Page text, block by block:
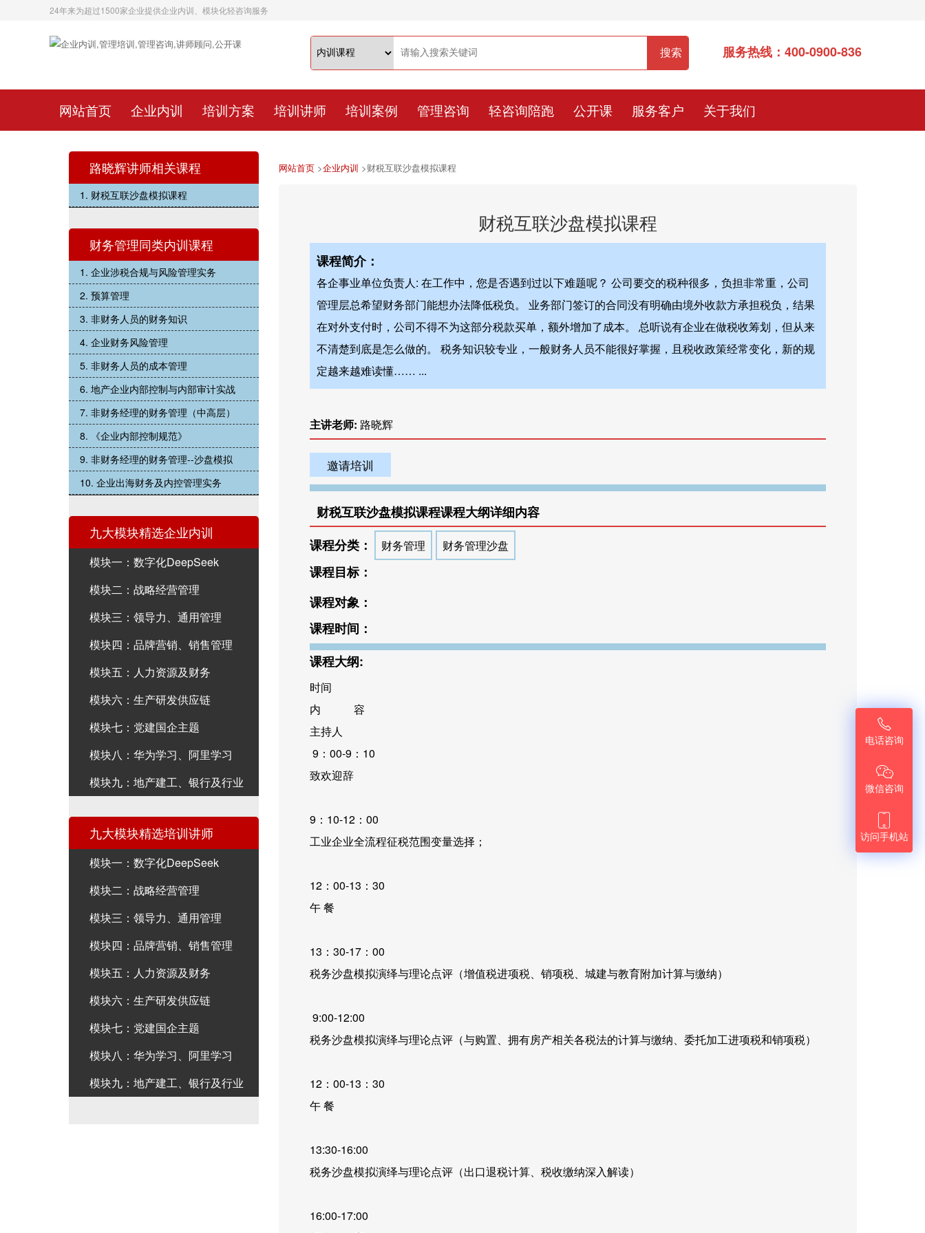
24年来为超过1500家企业提供企业内训、模块化轻咨询服务
服务热线：400-0900-836
网站首页 企业内训 培训方案 培训讲师 培训案例 管理咨询 轻咨询陪跑 公开课 服务客户 关于我们
网站首页>企业内训 >财税互联沙盘模拟课程
财税互联沙盘模拟课程
课程简介：
各企事业单位负责人: 在工作中，您是否遇到过以下难题呢？ 公司要交的税种很多，负担非常重，公司
管理层总希望财务部门能想办法降低税负。 业务部门签订的合同没有明确由境外收款方承担税负，结果
在对外支付时，公司不得不为这部分税款买单，额外增加了成本。 总听说有企业在做税收筹划，但从来
不清楚到底是怎么做的。 税务知识较专业，一般财务人员不能很好掌握，且税收政策经常变化，新的规
定越来越难读懂…… ...
主讲老师: 路晓辉
邀请培训
财税互联沙盘模拟课程课程大纲详细内容
课程分类：
财务管理 财务管理沙盘
课程目标：
课程对象：
课程时间：
课程大纲:
时间
内 容
主持人
9：00-9：10
致欢迎辞
9：10-12：00
工业企业全流程征税范围变量选择；
12：00-13：30
午 餐
13：30-17：00
税务沙盘模拟演绎与理论点评（增值税进项税、销项税、城建与教育附加计算与缴纳）
9:00-12:00
税务沙盘模拟演绎与理论点评（与购置、拥有房产相关各税法的计算与缴纳、委托加工进项税和销项税）
12：00-13：30
午 餐
13:30-16:00
税务沙盘模拟演绎与理论点评（出口退税计算、税收缴纳深入解读）
16:00-17:00
路晓辉讲师相关课程
1. 财税互联沙盘模拟课程
财务管理同类内训课程
1. 企业涉税合规与风险管理实务
2. 预算管理
3. 非财务人员的财务知识
4. 企业财务风险管理
5. 非财务人员的成本管理
6. 地产企业内部控制与内部审计实战
7. 非财务经理的财务管理（中高层）
8. 《企业内部控制规范》
9. 非财务经理的财务管理--沙盘模拟
10. 企业出海财务及内控管理实务
九大模块精选企业内训
模块一：数字化DeepSeek
模块二：战略经营管理
模块三：领导力、通用管理
模块四：品牌营销、销售管理
模块五：人力资源及财务
模块六：生产研发供应链
模块七：党建国企主题
模块八：华为学习、阿里学习
模块九：地产建工、银行及行业
九大模块精选培训讲师
模块一：数字化DeepSeek
模块二：战略经营管理
模块三：领导力、通用管理
模块四：品牌营销、销售管理
模块五：人力资源及财务
模块六：生产研发供应链
模块七：党建国企主题
模块八：华为学习、阿里学习
模块九：地产建工、银行及行业

电话咨询

微信咨询

访问手机站